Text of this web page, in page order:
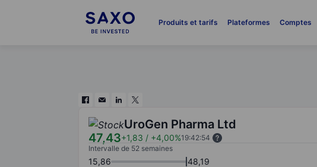
Produits et tarifs Plateformes Comptes
UroGen Pharma Ltd
47,43+1,83 / +4,00%19:42:54
Intervalle de 52 semaines
15,86 48,19